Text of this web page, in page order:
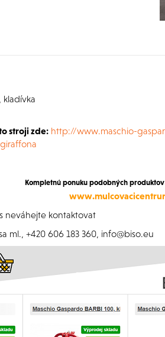
kladívka
stroji zde: http://www.maschio-
Kompletnú ponuku podobných produktov
neváhejte kontaktovat
ml., +420 606 183 360, info@biso.eu